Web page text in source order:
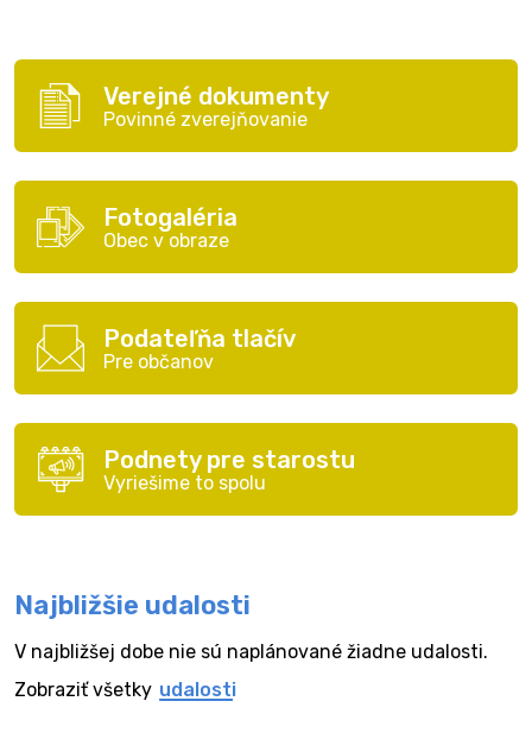
Verejné dokumenty
Povinné zverejňovanie
Fotogaléria
Obec v obraze
Podateľňa tlačív
Pre občanov
Podnety pre starostu
Vyriešime to spolu
Najbližšie udalosti
V najbližšej dobe nie sú naplánované žiadne udalosti.
Zobraziť všetky udalosti